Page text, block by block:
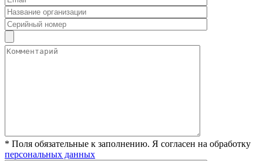
* Поля обязательные к заполнению. Я согласен на обработку
персональных данных